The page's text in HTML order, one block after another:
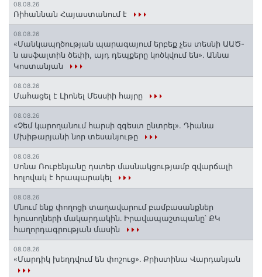
08.08.26
Ռիհաննան Հայաստանում է
08.08.26
«Մանկապղծության պարագայում երբեք չես տեսնի ԱԱԾ-
ն ասֆալտին ծեփի, այդ դեպքերը կոծկվում են»․ Աննա
Կոստանյան
08.08.26
Մահացել է Լիոնել Մեսսիի հայրը
08.08.26
«Չեմ կարողանում հարսի զգեստ ընտրել». Դիանա
Մխիթարյանի նոր տեսանյութը
08.08.26
Սոնա Ռուբենյանը դստեր մասնակցությամբ զվարճալի
հոլովակ է հրապարակել
08.08.26
Մնում ենք փողոցի տաղավարում բամբասանքներ
հյուսողների մակարդակին․ Իրավապաշտպանը՝ ՔԿ
հաղորդագրության մասին
08.08.26
«Մարդիկ խեղդվում են փոշուց»․ Քրիստինա Վարդանյան